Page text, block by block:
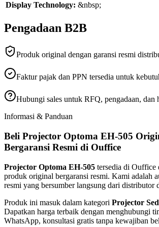
Display Technology: &nbsp;
Pengadaan B2B
Produk original dengan garansi resmi
Faktur pajak dan PPN tersedia untuk
Hubungi sales untuk RFQ, pengadaan, dan
Informasi & Panduan
Beli Projector Optoma EH-505
Bergaransi Resmi di Ouffice
Projector Optoma EH-505 tersedia di Ouffice
produk original bergaransi resmi. Kami adalah
resmi yang bersumber langsung dari distributor
Produk ini masuk dalam kategori Projector
Dapatkan harga terbaik dengan menghubungi
WhatsApp, konsultasi gratis tanpa kewajiban